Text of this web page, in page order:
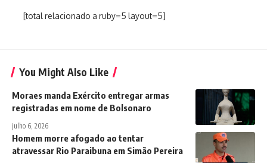
[total relacionado a ruby=5 layout=5]
You Might Also Like
Moraes manda Exército entregar armas
registradas em nome de Bolsonaro
julho 6, 2026
Homem morre afogado ao tentar
atravessar Rio Paraibuna em Simão Pereira